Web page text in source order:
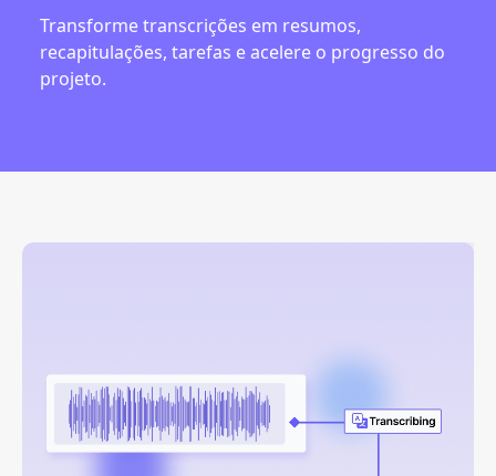
Transforme transcrições em resumos,
recapitulações, tarefas e acelere o progresso do
projeto.